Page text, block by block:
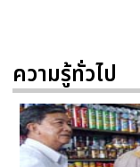
ความรู้ทั่วไป